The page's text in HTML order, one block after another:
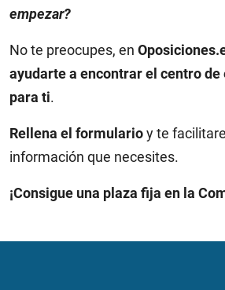
empezar?
No te preocupes, en
ayudarte a encontrar el centro
para ti.
Rellena el formularioy te
información que necesites.
¡Consigue una plaza fija en la